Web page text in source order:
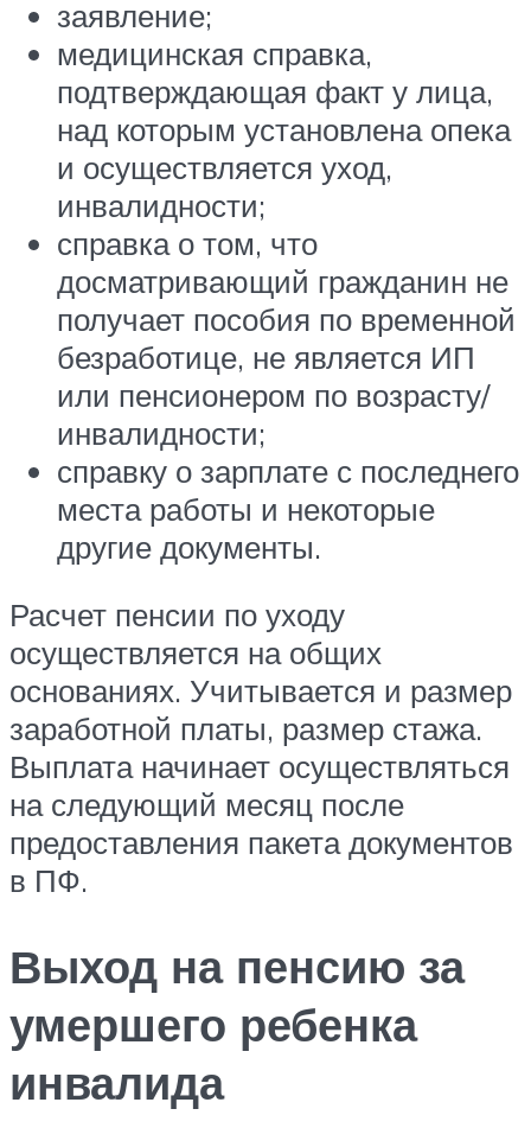
заявление;
медицинская справка,
подтверждающая факт у лица,
над которым установлена опека
и осуществляется уход,
инвалидности;
справка о том, что
досматривающий гражданин не
получает пособия по временной
безработице, не является ИП
или пенсионером по возрасту/
инвалидности;
справку о зарплате с последнего
места работы и некоторые
другие документы.
Расчет пенсии по уходу
осуществляется на общих
основаниях. Учитывается и размер
заработной платы, размер стажа.
Выплата начинает осуществляться
на следующий месяц после
предоставления пакета документов
в ПФ.
Выход на пенсию за
умершего ребенка
инвалида